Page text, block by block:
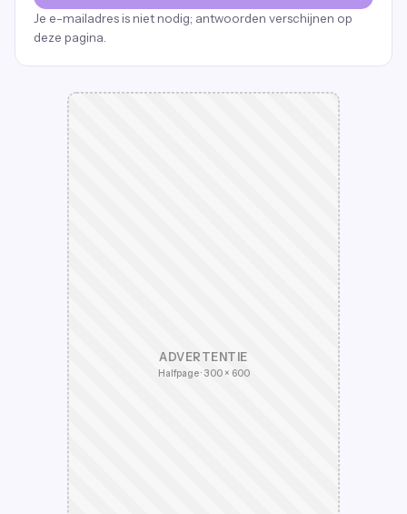
Je e-mailadres is niet nodig; antwoorden verschijnen op
deze pagina.
ADVERTENTIE
Halfpage · 300 × 600